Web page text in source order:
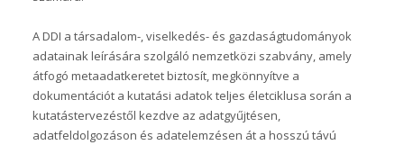
A DDI a társadalom-, viselkedés- és gazdaságtudományok
adatainak leírására szolgáló nemzetközi szabvány, amely
átfogó metaadatkeretet biztosít, megkönnyítve a
dokumentációt a kutatási adatok teljes életciklusa során a
kutatástervezéstől kezdve az adatgyűjtésen,
adatfeldolgozáson és adatelemzésen át a hosszú távú